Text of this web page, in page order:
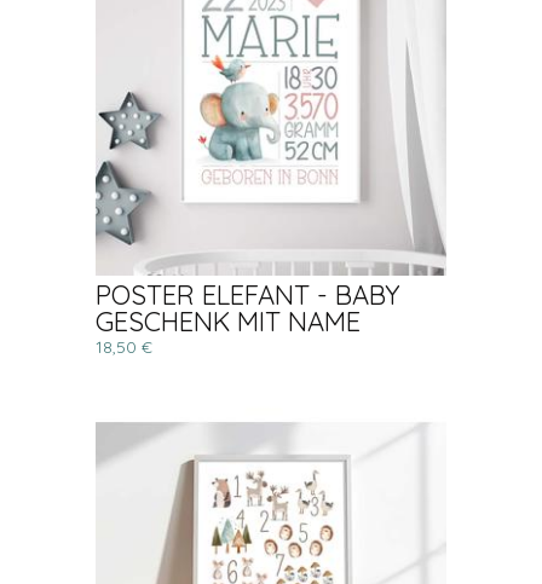
POSTER ELEFANT - BABY
GESCHENK MIT NAME
18,50 €